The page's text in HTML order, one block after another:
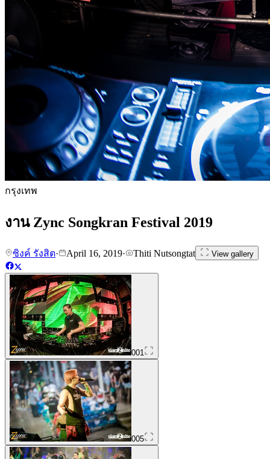
กรุงเทพ
งาน Zync Songkran Festival 2019
ซิงค์ รังสิต· April 16, 2019· Thiti Nutsongtat View gallery
001
005